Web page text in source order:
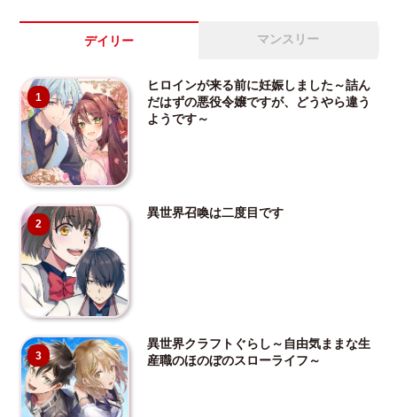
デイリー マンスリー
1
ヒロインが来る前に妊娠しました～詰ん
だはずの悪役令嬢ですが、どうやら違う
ようです～
2
異世界召喚は二度目です
3
異世界クラフトぐらし～自由気ままな生
産職のほのぼのスローライフ～